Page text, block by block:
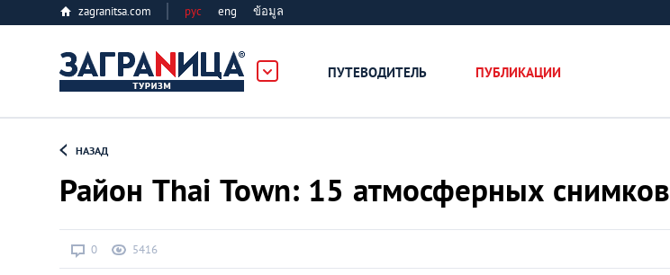
zagranitsa.com рус eng ข้อมูล
ПУТЕВОДИТЕЛЬ ПУБЛИКАЦИИ
Алматы
НАЗАД
Район Thai Town: 15 атмосферных снимков
0 5416